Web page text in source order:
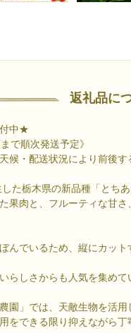
返礼品に
中★
で順次発送予定》
候・配送状況により前後す
た栃木県の新品種「とちあ
果肉と、フルーティな甘
んでいるため、縦にカッ
らしさからも人気を集めて
園」では、天敵生物を活用
をできる限り抑えながら丁